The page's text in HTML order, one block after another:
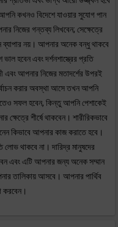
কখনও বিদেশে যাওয়ার সুযোগ পান
নিজের গন্তব্য লিখবেন; সেক্ষেত্রে
ব্যাপার নয়। আপনার অনেক বন্ধু থাকবে
হবেন এবং দর্শনশাস্ত্রের প্রতি
আপনার নিজের মতাদর্শের উপরই
করার অবস্থা আসে তখন আপনি
সফল হবেন, কিন্তু আপনি পেশাকেই
শীর্ষে থাকবেন। শারীরিকভাবে
কিভাবে আপনার কাজ করাতে হবে।
থাকবে না। দারিদ্র মানুষদের
এবং এটি আপনার জন্য অনেক সম্মান
তালিকায় আসবে। আপনার পার্থিব
করবেন।